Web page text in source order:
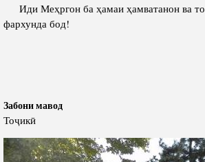
Иди Меҳргон ба ҳамаи ҳамватанон ва
фархунда бод!
Забони мавод
Тоҷикӣ